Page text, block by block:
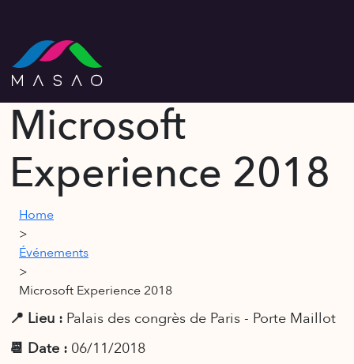
Microsoft
Experience 2018
Home
>
Événements
>
Microsoft Experience 2018
📍 Lieu : Palais des congrès de Paris - Porte Maillot
📆 Date : 06/11/2018